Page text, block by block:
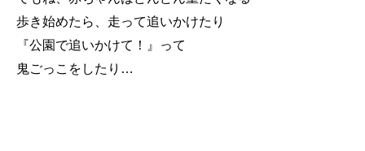
歩き始めたら、走って追いかけたり
『公園で追いかけて！』って
鬼ごっこをしたり…